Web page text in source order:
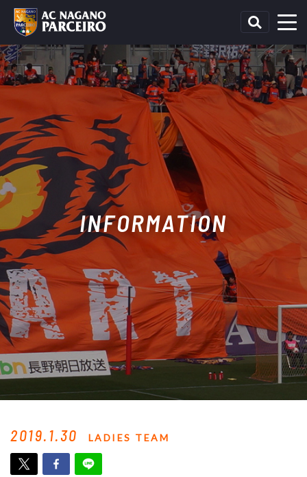
INFORMATION
2019.1.30 LADIES TEAM